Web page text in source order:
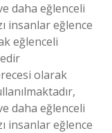
daha eğlenceli
insanlar eğlence
eğlenceli
olarak
daha eğlenceli
insanlar eğlence